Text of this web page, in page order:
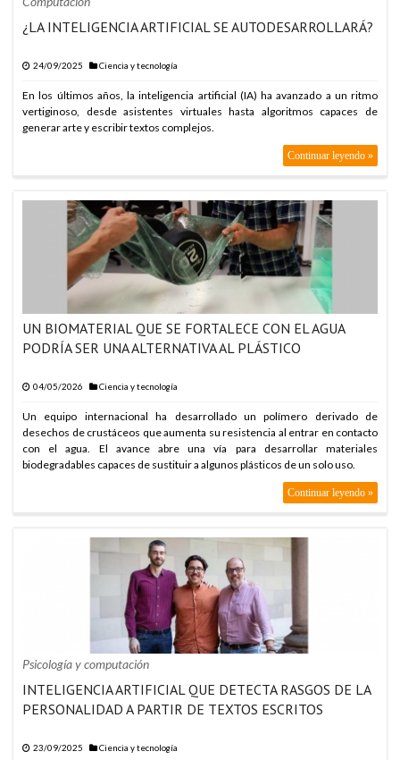
¿LA INTELIGENCIA ARTIFICIAL SE AUTODESARROLLARÁ?
24/09/2025 Ciencia y tecnología
En los últimos años, la inteligencia artificial (IA) ha avanzado a un ritmo
vertiginoso, desde asistentes virtuales hasta algoritmos capaces de
generar arte y escribir textos complejos.
Continuar leyendo »
UN BIOMATERIAL QUE SE FORTALECE CON EL AGUA
PODRÍA SER UNA ALTERNATIVA AL PLÁSTICO
04/05/2026 Ciencia y tecnología
Un equipo internacional ha desarrollado un polímero derivado de
desechos de crustáceos que aumenta su resistencia al entrar en contacto
con el agua. El avance abre una vía para desarrollar materiales
biodegradables capaces de sustituir a algunos plásticos de un solo uso.
Continuar leyendo »
Psicología y computación
INTELIGENCIA ARTIFICIAL QUE DETECTA RASGOS DE LA
PERSONALIDAD A PARTIR DE TEXTOS ESCRITOS
23/09/2025 Ciencia y tecnología